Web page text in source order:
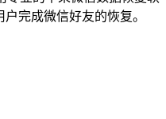
完成微信好友的恢复。